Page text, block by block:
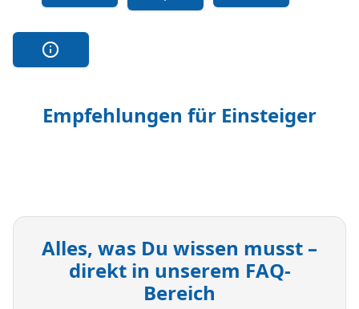
Empfehlungen für Einsteiger
Alles, was Du wissen musst –
direkt in unserem FAQ-
Bereich